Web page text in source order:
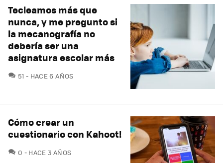
Tecleamos más que
nunca, y me pregunto si
la mecanografía no
debería ser una
asignatura escolar más
51 COMENTARIOS
HACE 6 AÑOS
Cómo crear un
cuestionario con Kahoot!
0 COMENTARIOS
HACE 3 AÑOS